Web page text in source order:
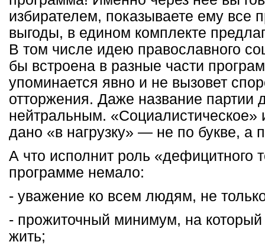
избирателем, показываете ему все
выгоды, в едином комплекте
В том числе идею православного
бы встроена в разные части
упоминается явно и не вызовет
отторжения. Даже название партии
нейтральным. «Социалистическое»
дано «в нагрузку» — не по букве, а
А что исполнит роль «дефицитного
программе немало:
- уважение ко всем людям, не
- прожиточный минимум, на
жить;